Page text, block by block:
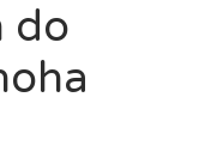
do